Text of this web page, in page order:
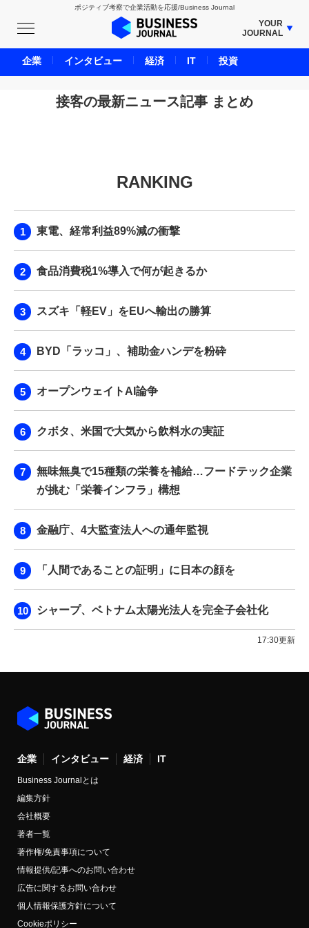
ポジティブ考察で企業活動を応援/Business Journal
YOUR
JOURNAL
BUSINESS JOURNAL
UNICORN JOURNAL
CARBON CREDITS JOURNAL
LIFE ENDING JOURNAL
BPaaS JOURNAL
接客の最新ニュース記事 まとめ
RANKING
東電、経常利益89%減の衝撃
食品消費税1%導入で何が起きるか
スズキ「軽EV」をEUへ輸出の勝算
BYD「ラッコ」、補助金ハンデを粉砕
オープンウェイトAI論争
クボタ、米国で大気から飲料水の実証
無味無臭で15種類の栄養を補給…フードテック企業
が挑む「栄養インフラ」構想
金融庁、4大監査法人への通年監視
「人間であることの証明」に日本の顔を
シャープ、ベトナム太陽光法人を完全子会社化
17:30更新
企業 インタビュー 経済 IT
Business Journalとは
編集方針
会社概要
著者一覧
著作権/免責事項について
情報提供/記事へのお問い合わせ
広告に関するお問い合わせ
個人情報保護方針について
Cookieポリシー
企業 インタビュー 経済 IT 投資